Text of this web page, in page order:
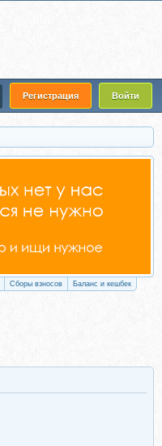
Регистрация Войти
Сборы взносов Баланс и кешбек